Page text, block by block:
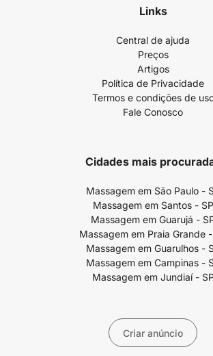
Links
Central de ajuda
Preços
Artigos
Política de Privacidade
Termos e condições de
Fale Conosco
Cidades mais
Massagem em São Paulo -
Massagem em Santos - SP
Massagem em Guarujá -
Massagem em Praia Grande
Massagem em Guarulhos -
Massagem em Campinas -
Massagem em Jundiaí -
Criar anúncio